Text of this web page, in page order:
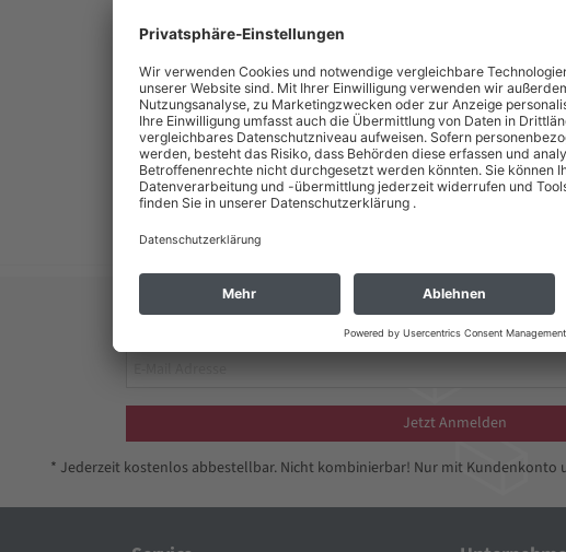
183,55 €
inkl. MwSt zzgl. Versand *
Lieferzeit: 2 - 3 Wochen*
(*) Zahlungsmöglichkeiten und Versandbedingungen
Jetzt zum Newsletter anmelden und 5 €
Jetzt Anmelden
* Jederzeit kostenlos abbestellbar. Nicht kombinierbar! Nur mit Kundenkonto